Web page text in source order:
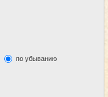
по убыванию